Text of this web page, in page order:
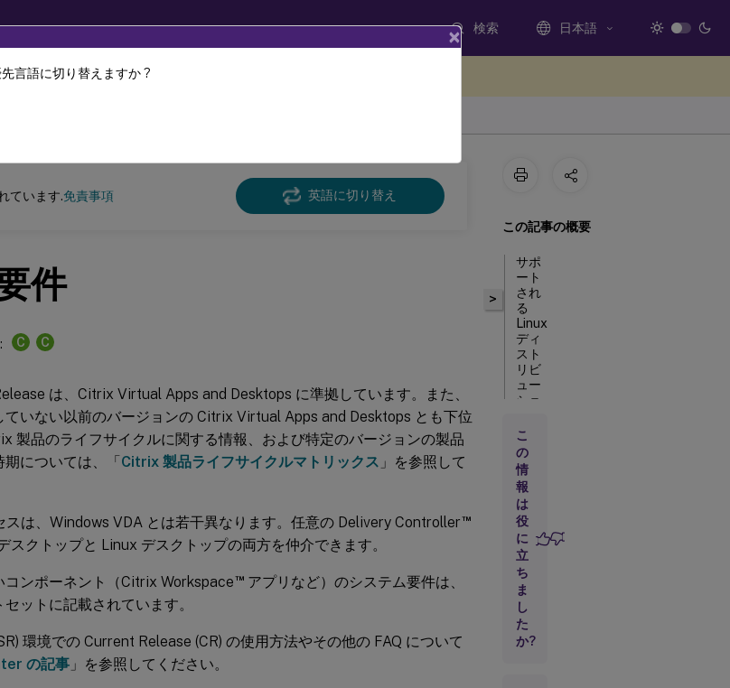
検索 日本語
されています。
リバリー エージェント
ています.免責事項 英語に切り替え
件
C C
は、Citrix Virtual Apps and Desktops に準拠しています。また、
ていない以前のバージョンの Citrix Virtual Apps and Desktops とも下位
製品のライフサイクルに関する情報、および特定のバージョンの製品
については、「Citrix 製品ライフサイクルマトリックス 」を参照して
スは、Windows VDA とは若干異なります。任意の Delivery Controller™
スクトップと Linux デスクトップの両方を仲介できます。
コンポーネント（Citrix Workspace™アプリなど）のシステム要件は、
ットに記載されています。
環境での Current Release (CR) の使用方法やその他の FAQ について
の記事 」を参照してください。
>
この記事の概要
サポ
ート
され
る
Linux
ディ
スト
リビ
ュー
ショ
Xorg
バー
ジョ
ン、
およ
びデ
スク
トッ
プ環
境
.Net
の要
件
こ
の
情
報
は
役
に
立
ち
ま
し
た
か?
×
言語に切り替えますか ?